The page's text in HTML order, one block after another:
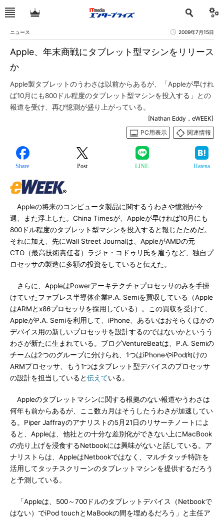
ニュース 2009年7月15日
Apple、年末商戦にタブレット型マシンをリリース
か
Apple製タブレットのうわさは以前からあるが、「Appleが早けれ
ば10月にも800ドル程度のタブレット型マシンを投入する」との
報道を受け、再び憶測が盛り上がっている。
[Nathan Eddy，eWEEK]
PC用表示
関連情報
Share Post LINE Hatena
Appleの将来のコンピュータ製品に関するうわさや憶測が今
週、また浮上した。China Timesが、Appleが早ければ10月にも
800ドル程度のタブレット型マシンを投入すると報じたためだ。
それに加え、先にWall Street Journalは、AppleがAMDの元
CTO（最高技術責任者）ラジャ・コドゥリ氏を雇うなど、独自プ
ロセッサの製造に多額の投資をしていると伝えた。
さらに、AppleはPowerアーキテクチャプロセッサのみを手掛
けていたファブレス半導体企業P.A. Semiを買収している（Apple
はARMとx86プロセッサを採用している）。この買収を受けて、
AppleがP.A. Semiを利用して、iPhone、あるいはおそらくほかの
デバイス用の新しいプロセッサを設計するのではないかというう
わさが新たに生まれている。ブログVentureBeatは、P.A. Semiの
チームは2つのグループに分けられ、1つはiPhoneやiPod向けの
ARMプロセッサ、もう1つはタブレット型デバイスのプロセッサ
の設計を担当していると伝えている。
Appleのタブレットマシンに関する根拠のない報道やうわさは
何年も前からあるが、ここ数カ月はそうしたうわさが加速してい
る。Piper Jaffrayのアナリストの5月21日のリサーチノートによ
ると、Appleは、他社との十分な差別化ができない上にMacBook
の売り上げを浸食するNetbookには興味がないと話している。ア
ナリストらは、AppleはNetbookではなく、マルチタッチ特許を
活用してタッチスクリーンのタブレットマシンを提供するだろう
と予測している。
「Appleは、500～700ドルのタブレットデバイス（Netbookで
はない）でiPod touchとMaBookの間を埋めるだろう」と主任ア